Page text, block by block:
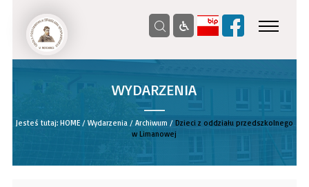
WYDARZENIA
__
Jesteś tutaj: HOME/ Wydarzenia/ Archiwum / Dzieci z oddziału przedszkolnego
w Limanowej